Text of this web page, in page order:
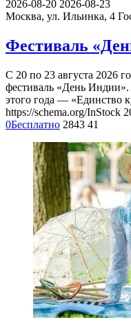
2026-08-20 2026-08-23
Москва, ул. Ильинка, 4
Фестиваль
С 20 по 23 августа 2026
фестиваль «День Индии».
этого года — «Единство
https://schema.org/InStock
0Бесплатно 2843 41